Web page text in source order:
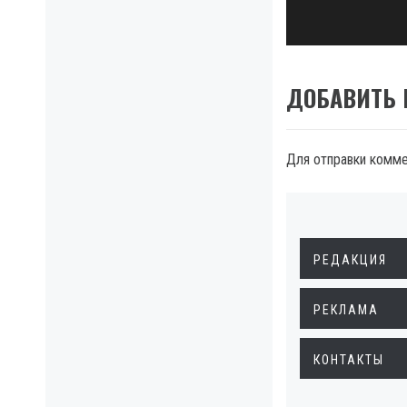
ДОБАВИТЬ
Для отправки
РЕДАКЦИЯ
РЕКЛАМА
КОНТАКТЫ